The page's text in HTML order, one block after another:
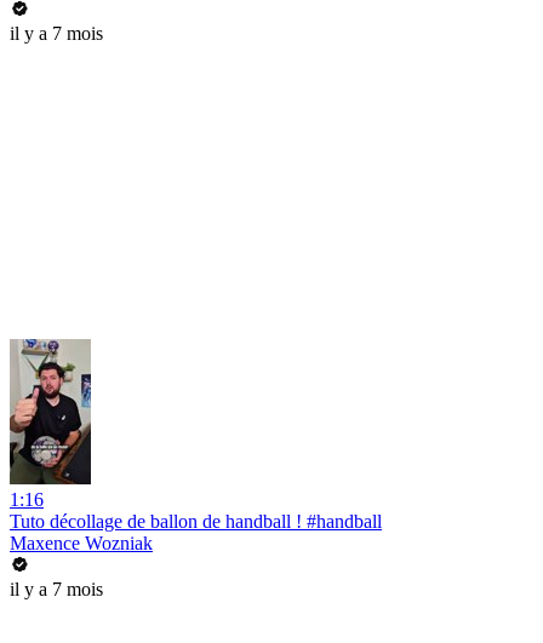
il y a 7 mois
1:16
Tuto décollage de ballon de handball ! #handball
Maxence Wozniak
il y a 7 mois